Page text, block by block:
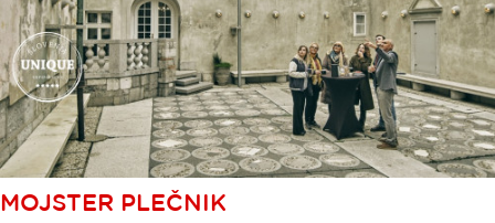
MOJSTER PLEČNIK